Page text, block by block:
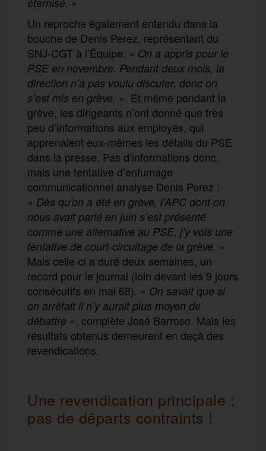
Un reproche également entendu dans la
bouche de Denis Perez, représentant du
SNJ-CGT à l’Équipe. « On a appris pour le
PSE en novembre. Pendant deux mois, la
direction n’a pas voulu discuter, donc on
s’est mis en grève. ». Et même pendant la
grève, les dirigeants n’ont donné que très
peu d’informations aux employés, qui
apprenaient eux-mêmes les détails du PSE
dans la presse. Pas d’informations donc,
mais une tentative d’enfumage
communicationnel analyse Denis Perez :
« Dès qu’on a été en grève, l’APC dont on
nous avait parlé en juin s’est présenté
comme une alternative au PSE, j’y vois une
tentative de court-circuitage de la grève. »
Mais celle-ci a duré deux semaines, un
record pour le journal (loin devant les 9 jours
consécutifs en mai 68). « On savait que si
on arrêtait il n’y aurait plus moyen de
débattre », complète José Barroso. Mais les
résultats obtenus demeurent en deçà des
revendications.
Une revendication principale :
pas de départs contraints !